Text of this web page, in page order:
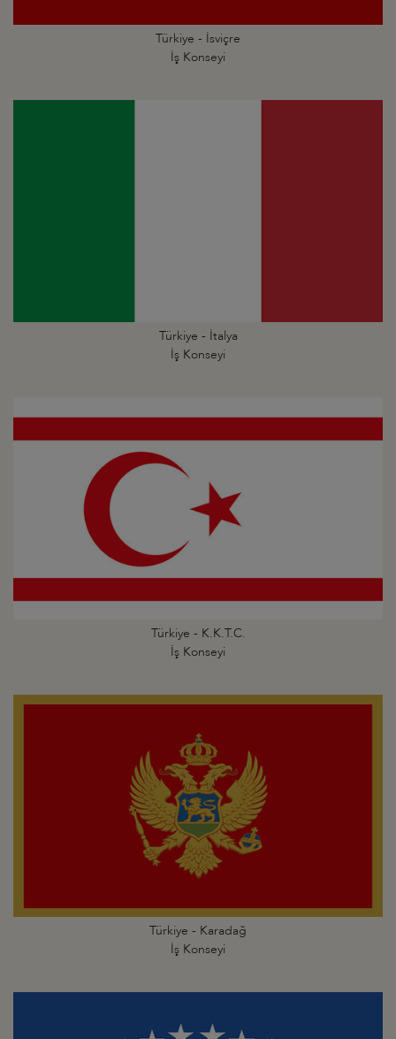
Türkiye - İsviçre
İş Konseyi
Türkiye - İtalya
İş Konseyi
Türkiye - K.K.T.C.
İş Konseyi
Türkiye - Karadağ
İş Konseyi